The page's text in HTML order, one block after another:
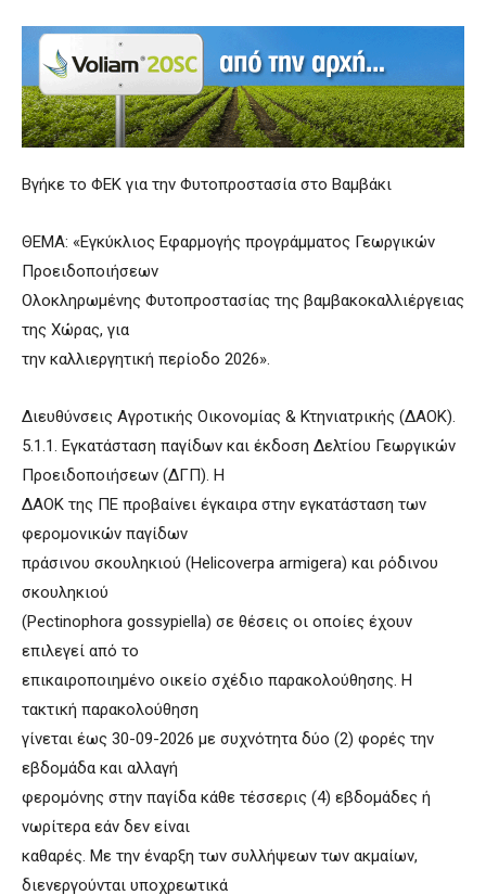
Βγήκε το ΦΕΚ για την Φυτοπροστασία στο Βαμβάκι
ΘΕΜΑ: «Εγκύκλιος Εφαρμογής προγράμματος Γεωργικών
Προειδοποιήσεων
Ολοκληρωμένης Φυτοπροστασίας της βαμβακοκαλλιέργειας
της Χώρας, για
την καλλιεργητική περίοδο 2026».
Διευθύνσεις Αγροτικής Οικονομίας & Κτηνιατρικής (ΔΑΟΚ).
5.1.1. Εγκατάσταση παγίδων και έκδοση Δελτίου Γεωργικών
Προειδοποιήσεων (ΔΓΠ). Η
ΔΑΟΚ της ΠΕ προβαίνει έγκαιρα στην εγκατάσταση των
φερομονικών παγίδων
πράσινου σκουληκιού (Helicoverpa armigera) και ρόδινου
σκουληκιού
(Pectinophora gossypiella) σε θέσεις οι οποίες έχουν
επιλεγεί από το
επικαιροποιημένο οικείο σχέδιο παρακολούθησης. Η
τακτική παρακολούθηση
γίνεται έως 30-09-2026 με συχνότητα δύο (2) φορές την
εβδομάδα και αλλαγή
φερομόνης στην παγίδα κάθε τέσσερις (4) εβδομάδες ή
νωρίτερα εάν δεν είναι
καθαρές. Με την έναρξη των συλλήψεων των ακμαίων,
διενεργούνται υποχρεωτικά